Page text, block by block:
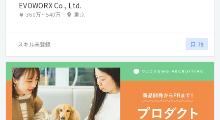
EVOWORX Co., Ltd.
360万~540万 東京
スキル未登録 79